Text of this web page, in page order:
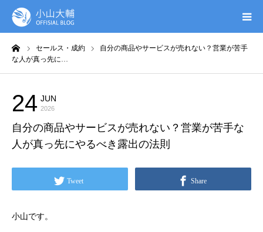
セールス・成約
自分の商品やサービスが売れない？営業が苦手
な人が真っ先に…
24 JUN
2026
自分の商品やサービスが売れない？営業が苦手な
人が真っ先にやるべき露出の法則
Tweet Share
小山です。
UTAGE(ウタゲ)
無料ガイドブック
オンシク本
プロフィール